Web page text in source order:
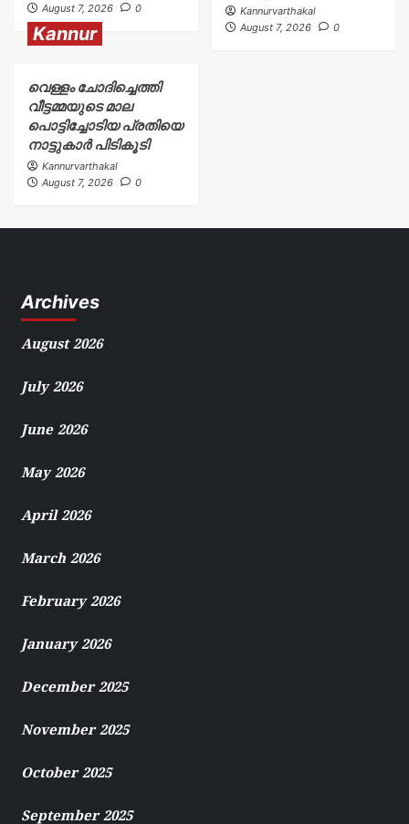
August 7, 2026
0
Kannurvarthakal
August 7, 2026
0
Kannur
വെള്ളം ചോദിച്ചെത്തി
വീട്ടമ്മയുടെ മാല
പൊട്ടിച്ചോടിയ പ്രതിയെ
നാട്ടുകാർ പിടികൂടി
Kannurvarthakal
August 7, 2026
0
Archives
August 2026
July 2026
June 2026
May 2026
April 2026
March 2026
February 2026
January 2026
December 2025
November 2025
October 2025
September 2025